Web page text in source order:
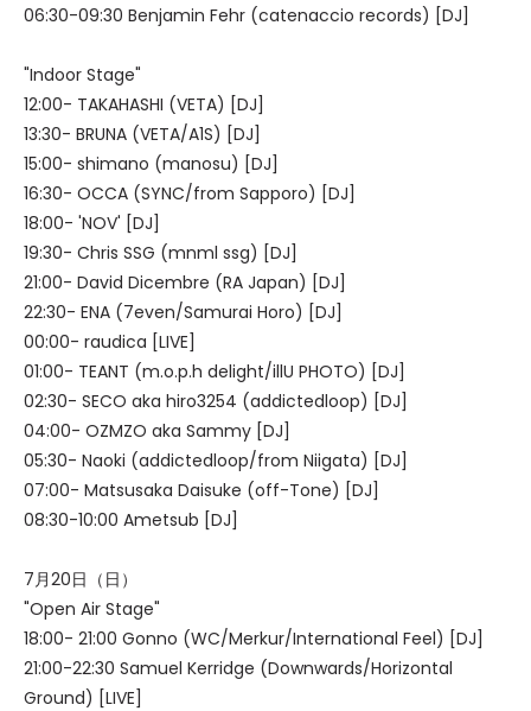
06:30-09:30 Benjamin Fehr (catenaccio records) [DJ]
"Indoor Stage"
12:00- TAKAHASHI (VETA) [DJ]
13:30- BRUNA (VETA/A1S) [DJ]
15:00- shimano (manosu) [DJ]
16:30- OCCA (SYNC/from Sapporo) [DJ]
18:00- 'NOV' [DJ]
19:30- Chris SSG (mnml ssg) [DJ]
21:00- David Dicembre (RA Japan) [DJ]
22:30- ENA (7even/Samurai Horo) [DJ]
00:00- raudica [LIVE]
01:00- TEANT (m.o.p.h delight/illU PHOTO) [DJ]
02:30- SECO aka hiro3254 (addictedloop) [DJ]
04:00- OZMZO aka Sammy [DJ]
05:30- Naoki (addictedloop/from Niigata) [DJ]
07:00- Matsusaka Daisuke (off-Tone) [DJ]
08:30-10:00 Ametsub [DJ]
7月20日（日）
"Open Air Stage"
18:00- 21:00 Gonno (WC/Merkur/International Feel) [DJ]
21:00-22:30 Samuel Kerridge (Downwards/Horizontal
Ground) [LIVE]